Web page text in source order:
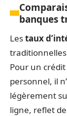
banques
Lestaux
Pour un
personnel, il
légèrement
ligne, reflet